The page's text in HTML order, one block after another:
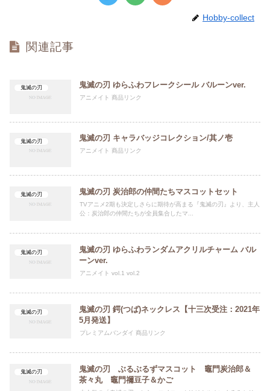
Hobby-collect
関連記事
鬼滅の刃 鬼滅の刃 ゆらふわフレークシール バルーンver.
アニメイト 商品リンク
鬼滅の刃 鬼滅の刃 キャラバッジコレクション/其ノ壱
アニメイト 商品リンク
鬼滅の刃 鬼滅の刃 炭治郎の仲間たちマスコットセット
TVアニメ2期も決定しさらに期待が高まる『鬼滅の刃』より、主人
公：炭治郎の仲間たちが全員集合したマ...
鬼滅の刃
鬼滅の刃 ゆらふわランダムアクリルチャーム バル
ーンver.
アニメイト vol.1 vol.2
鬼滅の刃
鬼滅の刃 鍔(つば)ネックレス【十三次受注：2021年
5月発送】
プレミアムバンダイ 商品リンク
鬼滅の刃
鬼滅の刃 ぶるぶるずマスコット 竈門炭治郎＆
茶々丸 竈門禰豆子＆かご